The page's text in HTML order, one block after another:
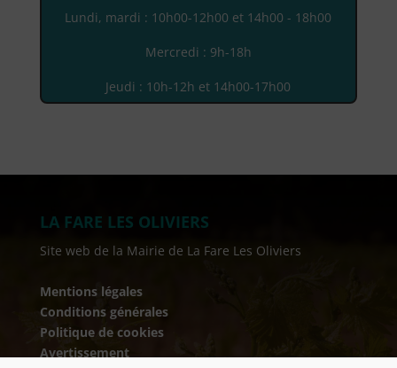
Lundi, mardi : 10h00-12h00 et 14h00 - 18h00
Mercredi : 9h-18h
Jeudi : 10h-12h et 14h00-17h00
LA FARE LES OLIVIERS
Site web de la Mairie de La Fare Les Oliviers
Mentions légales
Conditions générales
Politique de cookies
Avertissement